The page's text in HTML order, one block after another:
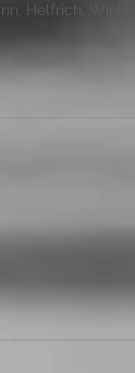
Helfrich,